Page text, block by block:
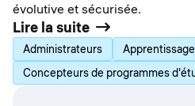
évolutive et sécurisée.
Lire la suite
Administrateurs
Concepteurs de programmes